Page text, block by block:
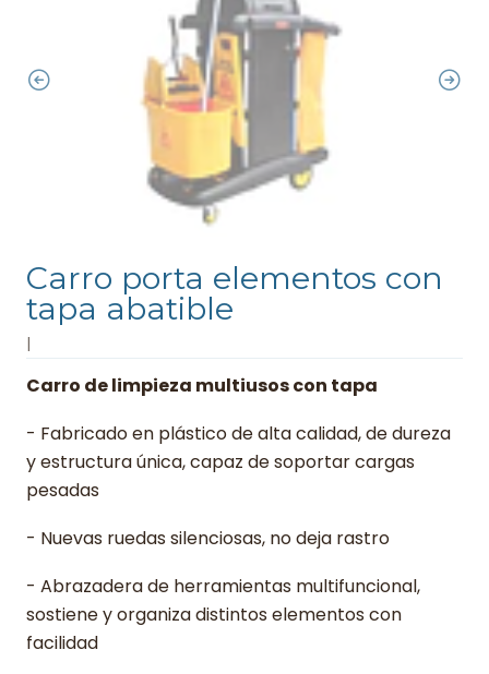
Carro porta elementos con
tapa abatible
|
Carro de limpieza multiusos con tapa
- Fabricado en plástico de alta calidad, de dureza
y estructura única, capaz de soportar cargas
pesadas
- Nuevas ruedas silenciosas, no deja rastro
- Abrazadera de herramientas multifuncional,
sostiene y organiza distintos elementos con
facilidad